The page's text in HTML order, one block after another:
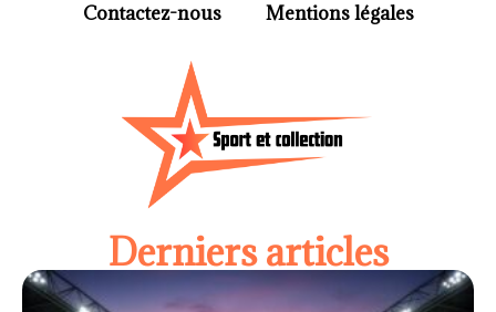
Contactez-nous Mentions légales
Derniers articles